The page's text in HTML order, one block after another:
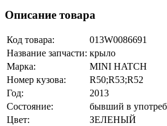
Описание товара
Код товара:
013W0086691
Название запчасти: крыло
Марка:
MINI HATCH
Номер кузова:
R50;R53;R52
Год:
2013
Состояние:
бывший в
Цвет:
ЗЕЛЕНЫЙ